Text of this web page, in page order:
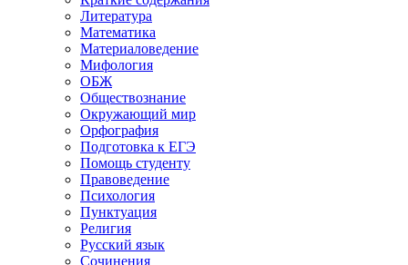
Литература
Математика
Материаловедение
Мифология
ОБЖ
Обществознание
Окружающий мир
Орфография
Подготовка к ЕГЭ
Помощь студенту
Правоведение
Психология
Пунктуация
Религия
Русский язык
Сочинения